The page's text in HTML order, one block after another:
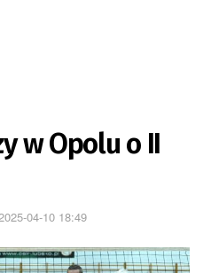
w Opolu o II
04-10 18:49